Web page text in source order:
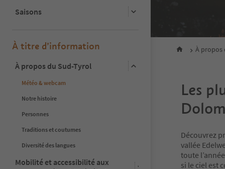
Saisons
À titre d’information
À propos du Sud-Tyrol
Météo & webcam
Notre histoire
Personnes
Traditions et coutumes
Diversité des langues
Mobilité et accessibilité aux
À propos
Les
Découvrez
vallée
toute
si le ciel est